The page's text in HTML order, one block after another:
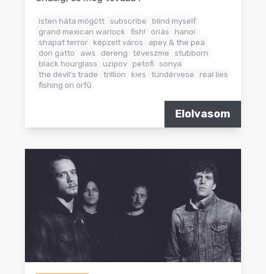
isten háta mögött subscribe
blind myself
grand mexican warlock fish! óriás
hanoi
shapat terror képzelt város
apey & the pea
don gatto
aws dereng téveszme
stubborn
black hourglass
uzipov petofi sonya
the devil's trade
trillion kies tündérvese
real lies
fishing on orfű
Elolvasom